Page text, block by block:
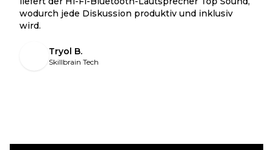
wodurch jede Diskussion produktiv und inklusiv
wird.
Tryol B.
Skillbrain Tech